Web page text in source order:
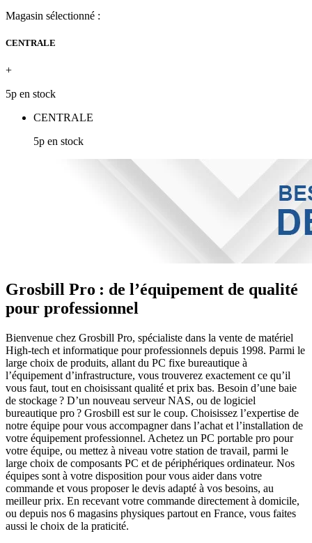
Magasin sélectionné :
CENTRALE
+
5p en stock
CENTRALE
5p en stock
Grosbill Pro : de l’équipement de qualité
pour professionnel
Bienvenue chez Grosbill Pro, spécialiste dans la vente de matériel
High-tech et informatique pour professionnels depuis 1998. Parmi le
large choix de produits, allant du PC fixe bureautique à
l’équipement d’infrastructure, vous trouverez exactement ce qu’il
vous faut, tout en choisissant qualité et prix bas. Besoin d’une baie
de stockage ? D’un nouveau serveur NAS, ou de logiciel
bureautique pro ? Grosbill est sur le coup. Choisissez l’expertise de
notre équipe pour vous accompagner dans l’achat et l’installation de
votre équipement professionnel. Achetez un PC portable pro pour
votre équipe, ou mettez à niveau votre station de travail, parmi le
large choix de composants PC et de périphériques ordinateur. Nos
équipes sont à votre disposition pour vous aider dans votre
commande et vous proposer le devis adapté à vos besoins, au
meilleur prix. En recevant votre commande directement à domicile,
ou depuis nos 6 magasins physiques partout en France, vous faites
aussi le choix de la praticité.